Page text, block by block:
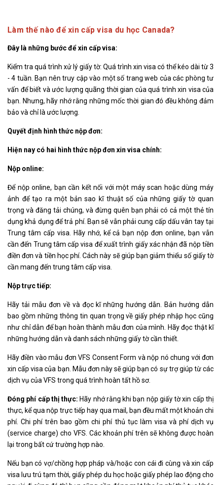
Làm thế nào để xin cấp visa du học Canada?
Đây là những bước để xin cấp visa:
Kiểm tra quá trình xử lý giấy tờ: Quá trình xin visa có thể kéo dài từ 3
- 4 tuần. Bạn nên truy cập vào một số trang web của các phòng tư
vấn để biết và ước lượng quãng thời gian của quá trình xin visa của
bạn. Nhưng, hãy nhớ rằng những mốc thời gian đó đều không đảm
bảo và chỉ là ước lượng.
Quyết định hình thức nộp đơn:
Hiện nay có hai hình thức nộp đơn xin visa chính:
Nộp online:
Để nộp online, bạn cần kết nối với một máy scan hoặc dùng máy
ảnh để tạo ra một bản sao kĩ thuật số của những giấy tờ quan
trọng và đăng tải chúng, và đừng quên bạn phải có cả một thẻ tín
dụng khả dụng để trả phí. Bạn sẽ vẫn phải cung cấp dấu vân tay tại
Trung tâm cấp visa. Hãy nhớ, kể cả bạn nộp đơn online, bạn vẫn
cần đến Trung tâm cấp visa để xuất trình giấy xác nhận đã nộp tiền
điền đơn và tiền học phí. Cách này sẽ giúp bạn giảm thiểu số giấy tờ
cần mang đến trung tâm cấp visa.
Nộp trực tiếp:
Hãy tải mẫu đơn về và đọc kĩ những hướng dẫn. Bản hướng dẫn
bao gồm những thông tin quan trọng về giấy phép nhập học cũng
như chỉ dẫn để bạn hoàn thành mẫu đơn của mình. Hãy đọc thật kĩ
những hướng dẫn và danh sách những giấy tờ cần thiết.
Hãy điền vào mẫu đơn VFS Consent Form và nộp nó chung với đơn
xin cấp visa của bạn. Mẫu đơn này sẽ giúp bạn có sự trợ giúp từ các
dịch vụ của VFS trong quá trình hoàn tất hồ sơ.
Đóng phí cấp thị thực: Hãy nhớ rằng khi bạn nộp giấy tờ xin cấp thị
thực, kể qua nộp trực tiếp hay qua mail, bạn đều mất một khoản chi
phí. Chi phí trên bao gồm chi phí thủ tục làm visa và phí dịch vụ
(service charge) cho VFS. Các khoản phí trên sẽ không được hoàn
lại trong bất cứ trường hợp nào.
Nếu bạn có vợ/chồng hợp pháp và/hoặc con cái đi cùng và xin cấp
visa lưu trú tạm thời, giấy phép du học hoặc giấy phép lao động cho